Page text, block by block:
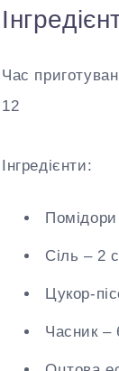
Час
12
Інгредієнти:
Сіль – 2
Цукор-
Часник –